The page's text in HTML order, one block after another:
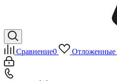
Сравнение0 Отложенные